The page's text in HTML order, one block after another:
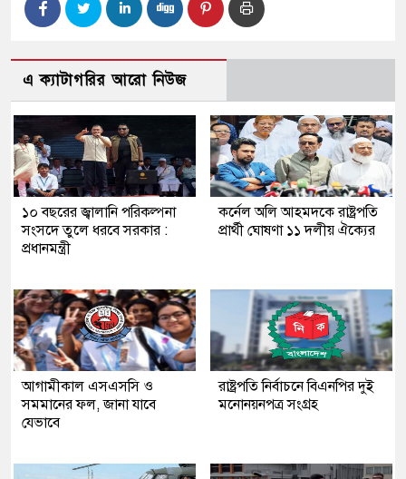
এ ক্যাটাগরির আরো নিউজ
১০ বছরের জ্বালানি পরিকল্পনা
সংসদে তুলে ধরবে সরকার :
প্রধানমন্ত্রী
কর্নেল অলি আহমদকে রাষ্ট্রপতি
প্রার্থী ঘোষণা ১১ দলীয় ঐক্যের
আগামীকাল এসএসসি ও
সমমানের ফল, জানা যাবে
যেভাবে
রাষ্ট্রপতি নির্বাচনে বিএনপির দুই
মনোনয়নপত্র সংগ্রহ